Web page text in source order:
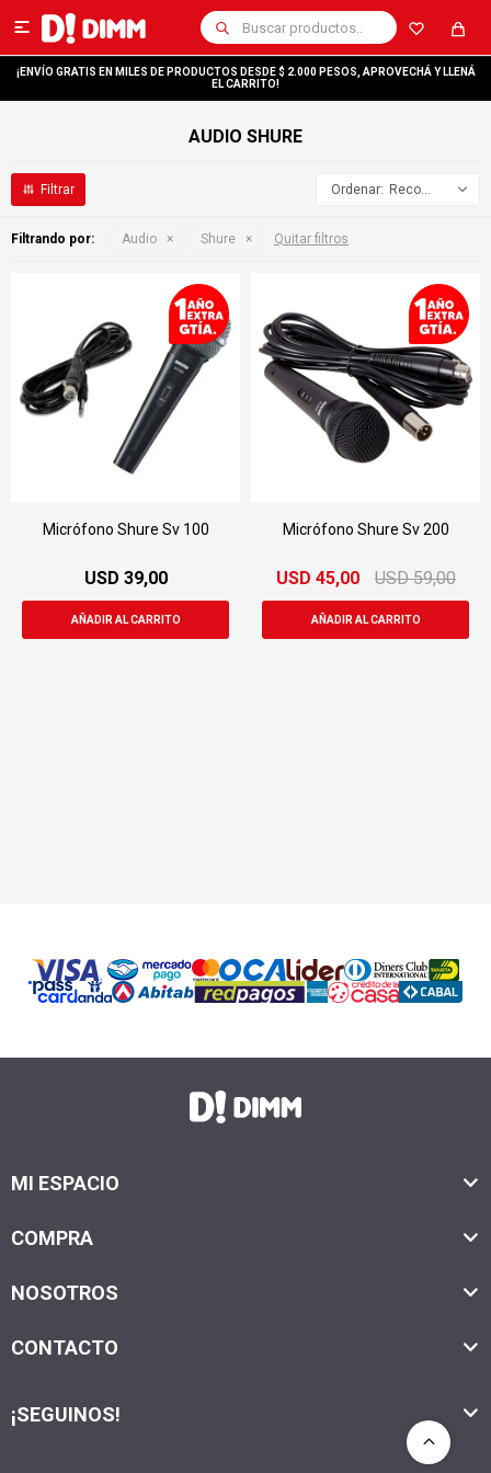

¡ENVÍO GRATIS EN MILES DE PRODUCTOS DESDE $ 2.000 PESOS, APROVECHÁ Y LLENÁ
EL CARRITO!
AUDIO SHURE
Recomendados
Filtrando por: Audio Shure Quitar filtros
Micrófono Shure Sv 100
USD 39,00
Micrófono Shure Sv 200
USD 45,00 USD 59,00
MI ESPACIO
COMPRA
NOSOTROS
CONTACTO
¡SEGUINOS!